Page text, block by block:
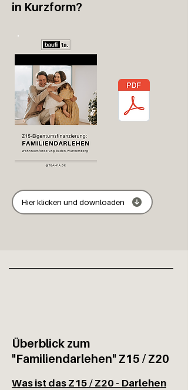
in Kurzform?
Hier klicken und downloaden
Überblick zum
"Familiendarlehen" Z15 / Z20
Was ist das Z15 / Z20 - Darlehen